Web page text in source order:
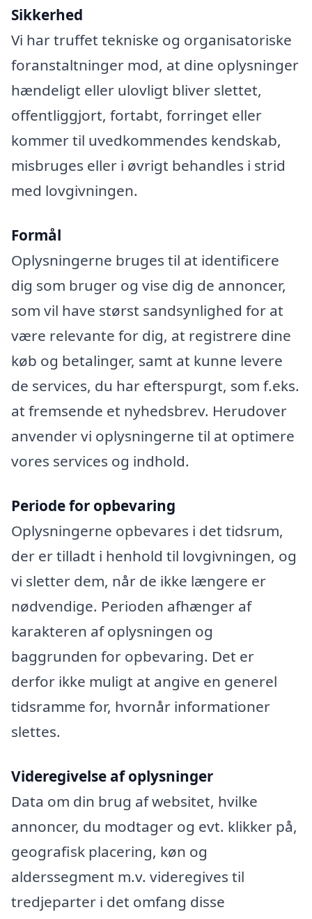
Sikkerhed
Vi har truffet tekniske og organisatoriske
foranstaltninger mod, at dine oplysninger
hændeligt eller ulovligt bliver slettet,
offentliggjort, fortabt, forringet eller
kommer til uvedkommendes kendskab,
misbruges eller i øvrigt behandles i strid
med lovgivningen.
Formål
Oplysningerne bruges til at identificere
dig som bruger og vise dig de annoncer,
som vil have størst sandsynlighed for at
være relevante for dig, at registrere dine
køb og betalinger, samt at kunne levere
de services, du har efterspurgt, som f.eks.
at fremsende et nyhedsbrev. Herudover
anvender vi oplysningerne til at optimere
vores services og indhold.
Periode for opbevaring
Oplysningerne opbevares i det tidsrum,
der er tilladt i henhold til lovgivningen, og
vi sletter dem, når de ikke længere er
nødvendige. Perioden afhænger af
karakteren af oplysningen og
baggrunden for opbevaring. Det er
derfor ikke muligt at angive en generel
tidsramme for, hvornår informationer
slettes.
Videregivelse af oplysninger
Data om din brug af websitet, hvilke
annoncer, du modtager og evt. klikker på,
geografisk placering, køn og
alderssegment m.v. videregives til
tredjeparter i det omfang disse